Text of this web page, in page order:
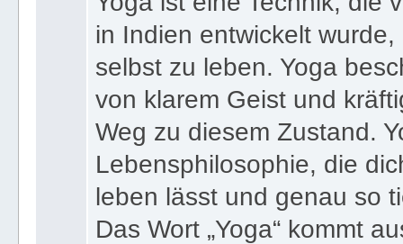
in Indien entwickelt
selbst zu leben. Yoga
von klarem Geist und
Weg zu diesem Zustand.
Lebensphilosophie, die
leben lässt und genau so
Das Wort „Yoga“ kommt